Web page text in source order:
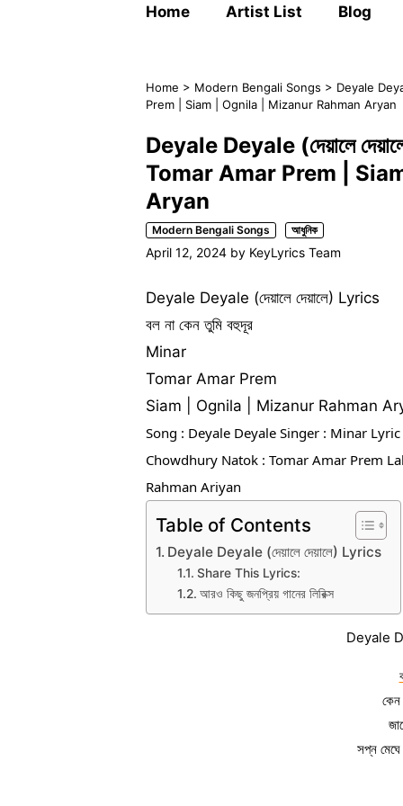
Home Artist List Blog
Home > Modern Bengali Songs > Deyale
Prem | Siam | Ognila | Mizanur Rahman Aryan
Deyale Deyale (দেয়ালে
Tomar Amar Prem |
Aryan
Modern Bengali Songs আধুনিক
April 12, 2024 by KeyLyrics Team
Deyale Deyale (দেয়ালে দেয়ালে) Lyrics
বল না কেন তুমি বহুদূর
Minar
Tomar Amar Prem
Siam | Ognila | Mizanur Rahman
Song : Deyale Deyale Singer : Minar
Chowdhury Natok : Tomar Amar Prem
Rahman Ariyan
Table of Contents
Deyale Deyale (দেয়ালে দেয়ালে) Lyrics
Share This Lyrics:
আরও কিছু জনপ্রিয় গানের লিরিক্স
Deyale
সপ্ন মেঘে